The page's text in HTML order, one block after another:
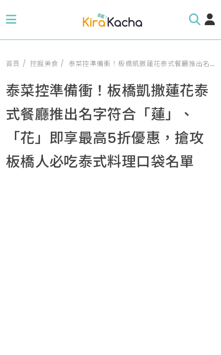
首頁 挖掘美食 泰菜控準備衝！板橋凱撒蓮花泰式餐廳推出名字符合「蓮」、「花」即享最高5折優惠，搶攻板橋人必吃泰式料理口袋名單
泰菜控準備衝！板橋凱撒蓮花泰
式餐廳推出名字符合「蓮」、
「花」即享最高5折優惠，搶攻
板橋人必吃泰式料理口袋名單